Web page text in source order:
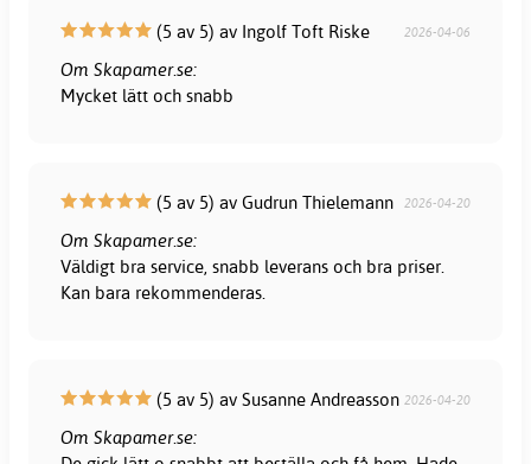
(5 av 5) av Ingolf Toft Riske 2026-04-06
Om Skapamer.se:
Mycket lätt och snabb
(5 av 5) av Gudrun Thielemann 2026-04-20
Om Skapamer.se:
Väldigt bra service, snabb leverans och bra priser.
Kan bara rekommenderas.
(5 av 5) av Susanne Andreasson 2026-04-20
Om Skapamer.se: